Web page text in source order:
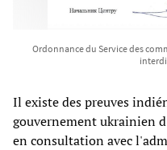
Ordonnance du Service des
Il existe des preuves
gouvernement ukrainien
en consultation avec